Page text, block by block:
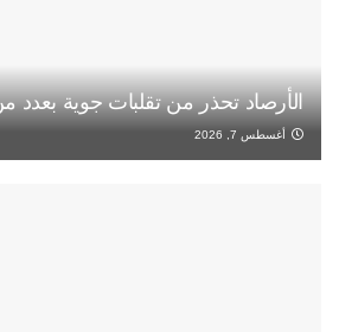
الأرصاد تحذر من تقلبات جوية بعدد
أغسطس 7, 2026